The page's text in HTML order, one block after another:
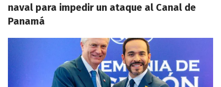
naval para impedir un ataque al Canal de
Panamá